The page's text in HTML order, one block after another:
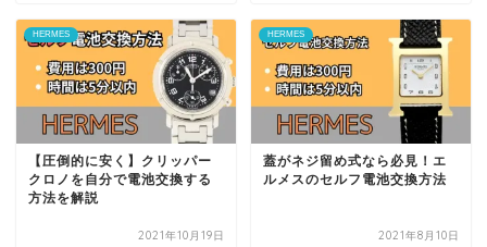
HERMES
【圧倒的に安く】クリッパー
クロノを自分で電池交換する
方法を解説
2021年10月19日
HERMES
蓋がネジ留め式なら必見！エ
ルメスのセルフ電池交換方法
2021年8月10日